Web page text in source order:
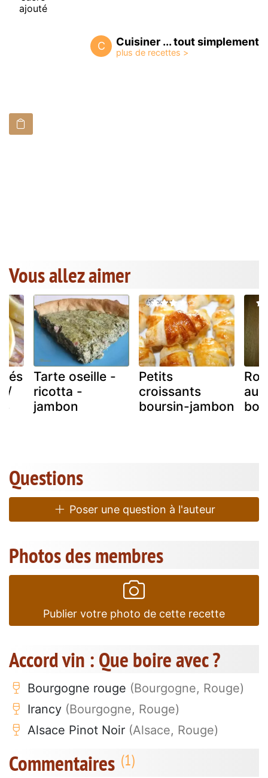
ajouté
C Cuisiner ... tout simplement
Vous allez aimer
/
Tarte oseille -
ricotta -
jambon
Petits
croissants
boursin-jambon
au
Questions
Poser une question à l'auteur
Photos des membres
Publier votre photo de cette recette
Accord vin : Que boire avec ?
Bourgogne rouge (Bourgogne, Rouge)
Irancy (Bourgogne, Rouge)
Alsace Pinot Noir (Alsace, Rouge)
Commentaires